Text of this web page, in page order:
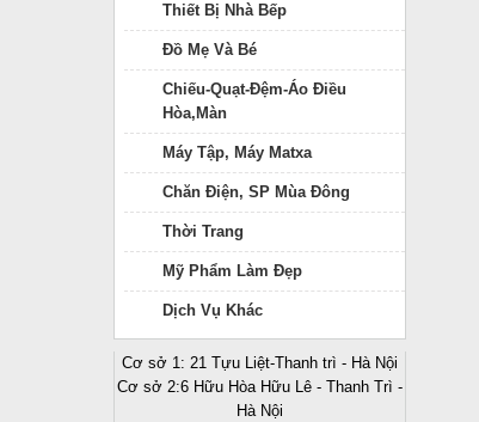
Thiết Bị Nhà Bếp
Đồ Mẹ Và Bé
Chiếu-Quạt-Đệm-Áo Điều
Hòa,Màn
Máy Tập, Máy Matxa
Chăn Điện, SP Mùa Đông
Thời Trang
Mỹ Phẩm Làm Đẹp
Dịch Vụ Khác
Cơ sở 1: 21 Tựu Liệt-Thanh trì - Hà Nội
Cơ sở 2:6 Hữu Hòa Hữu Lê - Thanh Trì -
Hà Nội